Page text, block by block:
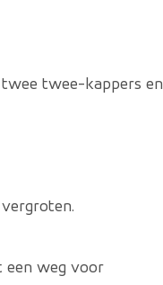
twee-kappers en
een weg voor